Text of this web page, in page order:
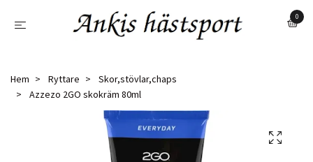
0
Hem Ryttare
Skor,stövlar,chaps
Azzezo 2GO skokräm 80ml